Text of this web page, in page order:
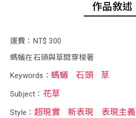
作品敘述
運費：NT$ 300
螞蟻在石頭與草間穿梭著
Keywords： 螞蟻 石頭 草
Subject： 花草
Style：超現實 新表現 表現主義